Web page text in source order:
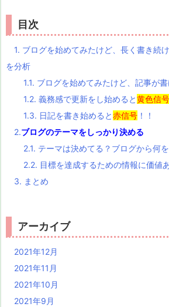
目次
1. ブログを始めてみたけど、長く書き続
を分析
1.1. ブログを始めてみたけど、記事が書
1.2. 義務感で更新をし始めると黄色信号
1.3. 日記を書き始めると赤信号 ！！
2.ブログのテーマをしっかり決める
2.1. テーマは決めてる？ブログから何
2.2. 目標を達成するための情報に価値
3. まとめ
アーカイブ
2021年12月
2021年11月
2021年10月
2021年9月